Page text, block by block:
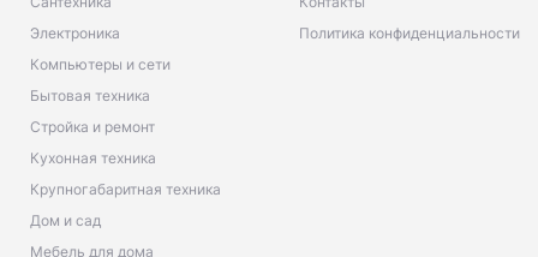
Электроника
Компьютеры и сети
Бытовая техника
Стройка и ремонт
Кухонная техника
Крупногабаритная техника
Дом и сад
Мебель для дома
Политика конфиденциальности